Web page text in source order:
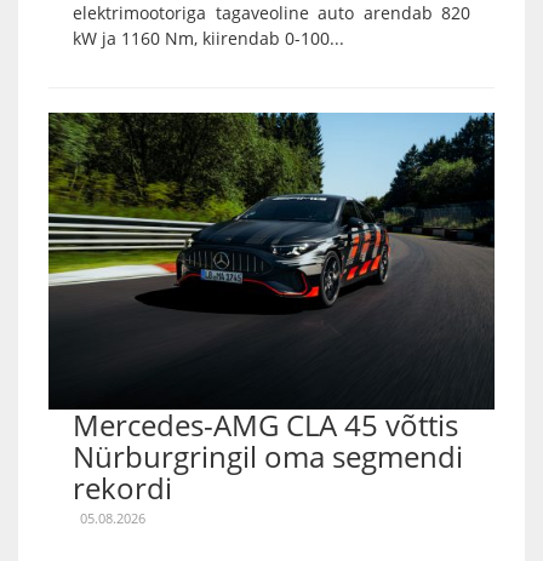
elektrimootoriga tagaveoline auto arendab 820
kW ja 1160 Nm, kiirendab 0-100...
Mercedes-AMG CLA 45 võttis
Nürburgringil oma segmendi
rekordi
05.08.2026